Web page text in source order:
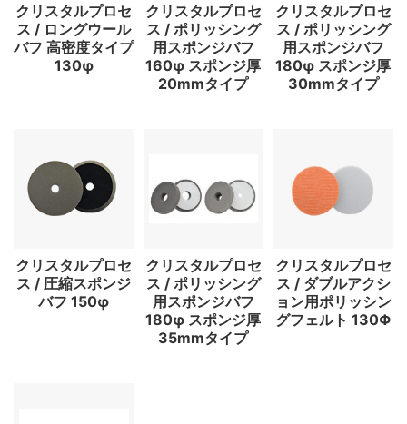
クリスタルプロセ
ス / ロングウール
バフ 高密度タイプ
130φ
クリスタルプロセ
ス / ポリッシング
用スポンジバフ
160φ スポンジ厚
20mmタイプ
クリスタルプロセ
ス / ポリッシング
用スポンジバフ
180φ スポンジ厚
30mmタイプ
クリスタルプロセ
ス / 圧縮スポンジ
バフ 150φ
クリスタルプロセ
ス / ポリッシング
用スポンジバフ
180φ スポンジ厚
35mmタイプ
クリスタルプロセ
ス / ダブルアクシ
ョン用ポリッシン
グフェルト 130Φ